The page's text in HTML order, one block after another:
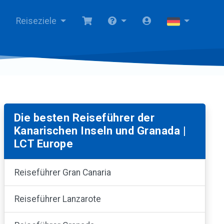
Reiseziele
Die besten Reiseführer der
Kanarischen Inseln und Granada |
LCT Europe
Reiseführer Gran Canaria
Reiseführer Lanzarote